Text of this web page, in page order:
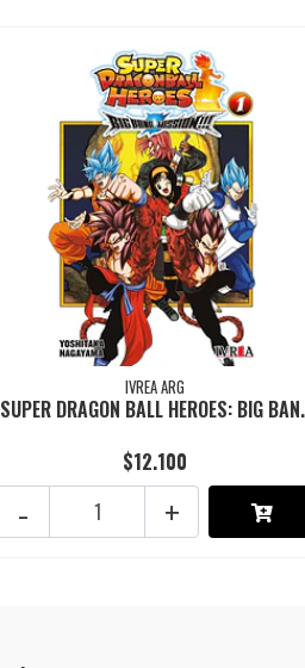
IVREA ARG
SUPER DRAGON BALL HEROES: BIG
$12.100
+
-